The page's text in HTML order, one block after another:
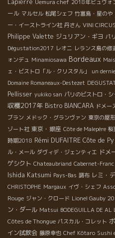
Lapierre Uemura chef 2018年ビュヴォ
ール マルセル 松尾シェフ 竹富島・星のや
ー・イーストライン社 丹さん VINI CIRCUS
Philippe Valette ジュリアン・ギヨ パ
Dégustation2017 レオニ レランス島の修
ォンデュ Minamiosawa Bordeaux
ェ・ビストロ「ル・クリスタル」
un
Domaine Romaneaux-Destezet
Pellisser yukiko san パリのビストロ・
収穫2017年 Bistro BIANCARA ドメー
ブラン メドック・グランヴァン 東京の屋
ゾート社 東京・銀座 Côte de Malepère
時期2018 Rémi DUFAITRE Côte de Py
ル・メール ダヴィデ・ジェンティエ ドメ
ゲシクト Chateaubriand Cabernet-
Ishida Katsumi Pays-Bas 調布 レミ・
CHRISTOPHE Margaux イヴ・シェフ
Rouge ジャン・クロード Lionel Gauby
ン・ダール Matsui BODEGUILLA DE AL
Côtes de Thongue パスカル・コレット
イン試飲会 藤原幸也 Chef Kôtaro Sushi